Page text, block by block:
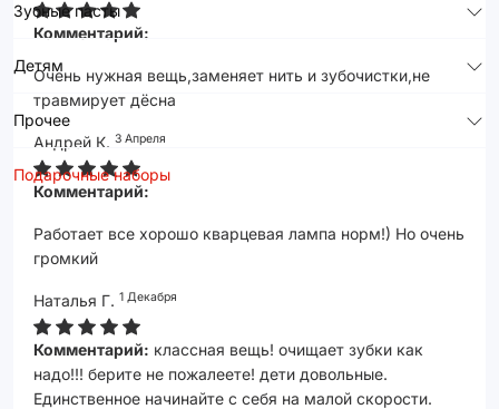
Зубные пасты
Детям
Прочее
Подарочные наборы
Комментарий:
Очень нужная вещь,заменяет нить и зубочистки,не
травмирует дёсна
Андрей К. 3 Апреля
Комментарий:
Работает все хорошо кварцевая лампа норм!) Но очень
громкий
Наталья Г. 1 Декабря
Комментарий: классная вещь! очищает зубки как
надо!!! берите не пожалеете! дети довольные.
Единственное начинайте с себя на малой скорости.